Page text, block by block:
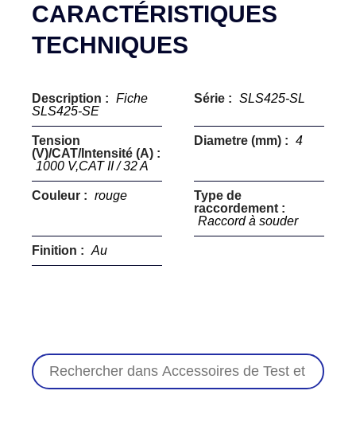
CARACTÉRISTIQUES
TECHNIQUES
Description : Fiche
SLS425-SE
Série : SLS425-SL
Tension
(V)/CAT/Intensité (A) :
1000 V,CAT II / 32 A
Diametre (mm) : 4
Couleur : rouge
Type de
raccordement :
Raccord à souder
Finition : Au